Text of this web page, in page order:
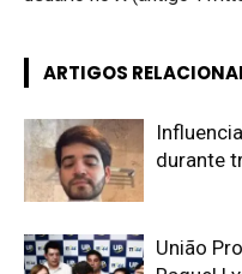
ARTIGOS
durante
União